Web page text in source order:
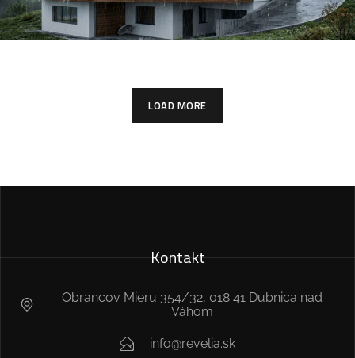
Obnova a modernizácia
LOAD MORE
Kontakt
Obrancov Mieru 354/32, 018 41 Dubnica nad
Váhom
info@revelia.sk